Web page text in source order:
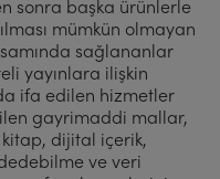
sonra başka ürünlerle
mümkün olmayan
sağlananlar
yayınlara ilişkin
ifa edilen hizmetler
gayrimaddi mallar,
kitap, dijital içerik,
ve veri